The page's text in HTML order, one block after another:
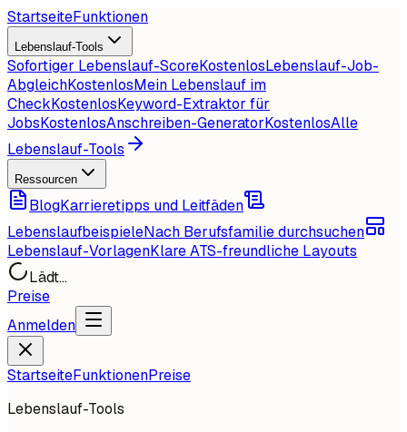
StartseiteFunktionen
Lebenslauf-Tools
Sofortiger Lebenslauf-ScoreKostenlosLebenslauf-Job-
AbgleichKostenlosMein Lebenslauf im
CheckKostenlosKeyword-Extraktor für
JobsKostenlosAnschreiben-GeneratorKostenlosAlle
Lebenslauf-Tools
Ressourcen
BlogKarrieretipps und Leitfäden
LebenslaufbeispieleNach Berufsfamilie durchsuchen
Lebenslauf-VorlagenKlare ATS-freundliche Layouts
Lädt...
Preise
Anmelden
StartseiteFunktionenPreise
Lebenslauf-Tools